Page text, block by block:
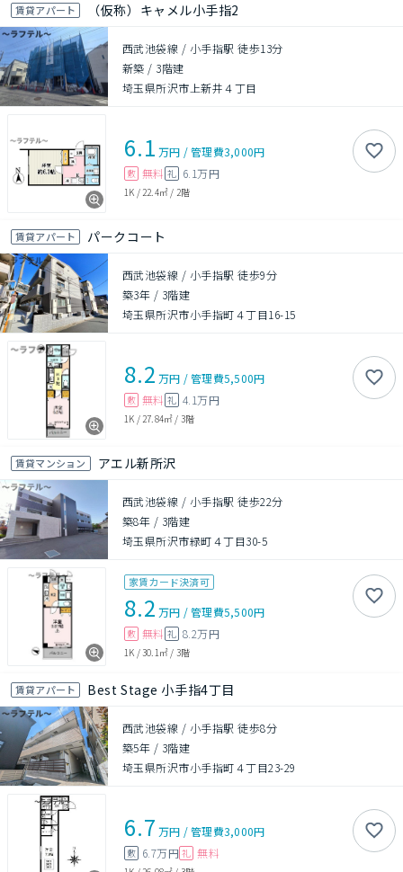
賃貸アパート （仮称）キャメル小手指2
西武池袋線 / 小手指駅 徒歩13分
新築 / 3階建
埼玉県所沢市上新井４丁目
6.1 万円 /管理費3,000円
敷 無料 礼 6.1万円
1K / 22.4㎡ / 2階
賃貸アパート パークコート
西武池袋線 / 小手指駅 徒歩9分
築3年 / 3階建
埼玉県所沢市小手指町４丁目16-15
8.2 万円 /管理費5,500円
敷 無料 礼 4.1万円
1K / 27.84㎡ / 3階
賃貸マンション アエル新所沢
西武池袋線 / 小手指駅 徒歩22分
築8年 / 3階建
埼玉県所沢市緑町４丁目30-5
家賃カード決済可
8.2 万円 /管理費5,500円
敷 無料 礼 8.2万円
1K /30.1㎡ / 3階
賃貸アパート Best Stage 小手指4丁目
西武池袋線 / 小手指駅 徒歩8分
築5年 / 3階建
埼玉県所沢市小手指町４丁目23-29
6.7 万円 /管理費3,000円
敷 6.7万円 礼 無料